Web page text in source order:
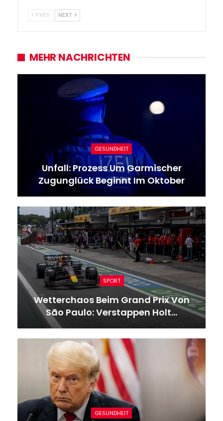
PREV NEXT
MEHR NACHRICHTEN
GESUNDHEIT
Unfall: Prozess Um Garmischer
Zugunglück Beginnt Im Oktober
SPORT
Wetterchaos Beim Grand Prix Von
São Paulo: Verstappen Holt…
GESUNDHEIT